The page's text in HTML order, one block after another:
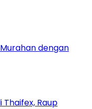
dengan
Raup